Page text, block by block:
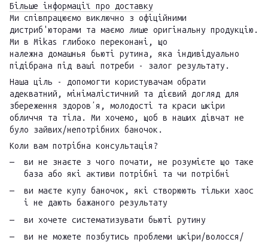
Більше інформації про доставку
Ми співпрацюємо виключно з офіційними
дистриб'юторами та маємо лише оригінальну продукцію.
Ми в Mikas глибоко переконані, що
належна домашнья бьюті рутина, яка індивідуально
підібрана під ваші потреби - залог результату.
Наша ціль - допомогти користувачам обрати
адекватний, мінімалістичний та дієвий догляд для
збереження здоровʼя, молодості та краси шкіри
обличчя та тіла. Ми хочемо, щоб в наших дівчат не
було зайвих/непотрібних баночок.
Коли вам потрібна консультація?
ви не знаєте з чого почати, не розумієте що таке
база або які активи потрібні та чи потрібні
ви маєте купу баночок, які створюють тільки хаос
і не дають бажаного результату
ви хочете систематизувати бьюті рутину
ви не можете позбутись проблеми шкіри/волосся/